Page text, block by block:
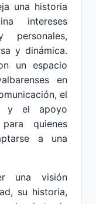
una historia
intereses
personales,
y dinámica.
un espacio
en
el
y el apoyo
quienes
a una
una visión
su historia,